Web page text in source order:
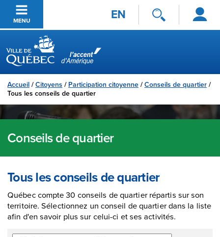
Passer au contenu principal
MENU EN
Se
connecter
Ville de Québec
Accueil /Citoyens / Participation citoyenne /Conseils de quartier /
Tous les conseils de quartier
Conseils de quartier
Tous les conseils de quartier
Québec compte 30 conseils de quartier répartis sur son
territoire. Sélectionnez un conseil de quartier dans la liste
afin d'en savoir plus sur celui-ci et ses activités.